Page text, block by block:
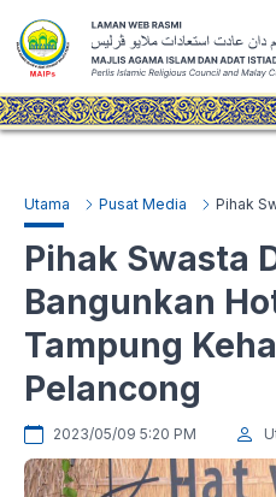
Utama Pusat Media
Pihak Swasta
Bangunkan
Tampung
Pelancong
2023/05/09 5:20 PM